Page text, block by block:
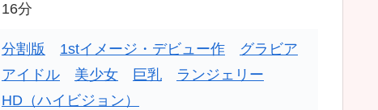
16分
分割版 1stイメージ・デビュー作
グラビア
アイドル
美少女 巨乳
ランジェリー
HD（ハイビジョン）